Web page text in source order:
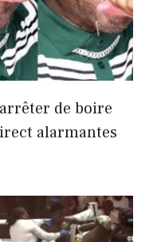
de boire
alarmantes